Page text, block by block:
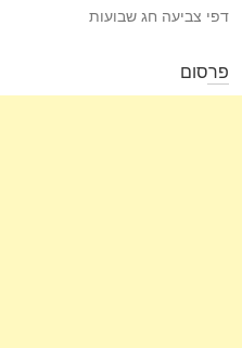
דפי צביעה חג שבועות
פרסום